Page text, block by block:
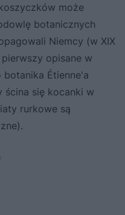
może
botanicznych
Niemcy (w XIX
opisane w
Étienne'a
ścina się kocanki w
rurkowe są